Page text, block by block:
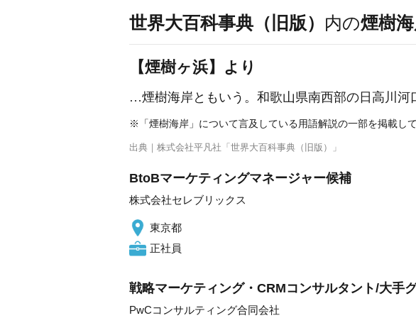
世界大百科事典（旧版） 内の煙樹
【煙樹ヶ浜】より
…煙樹海岸ともいう。和歌山県南西部の日高川
※「煙樹海岸」について言及している用語解説の一部を掲載して
出典｜ 株式会社平凡社「世界大百科事典（旧版）」
BtoBマーケティングマネージャー候補
株式会社セレブリックス
東京都
正社員
戦略マーケティング・CRMコンサルタント/大手
PwCコンサルティング合同会社